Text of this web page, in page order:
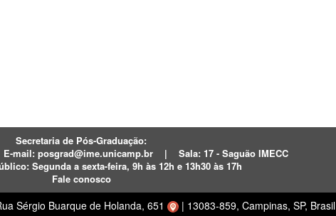
Secretaria de Pós-Graduação:
E-mail: posgrad@ime.unicamp.br |
Sala: 17 - Saguão IMECC
Segunda a sexta-feira, 9h às 12h e 13h30 às 17h
Fale conosco
Sérgio Buarque de Holanda, 651 | 13083-859, Campinas, SP, Brasil